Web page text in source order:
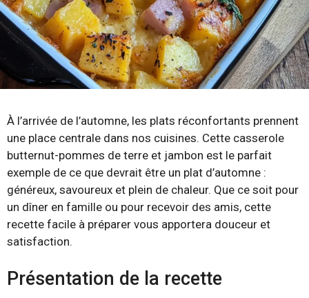
À l’arrivée de l’automne, les plats réconfortants prennent
une place centrale dans nos cuisines. Cette casserole
butternut-pommes de terre et jambon est le parfait
exemple de ce que devrait être un plat d’automne :
généreux, savoureux et plein de chaleur. Que ce soit pour
un dîner en famille ou pour recevoir des amis, cette
recette facile à préparer vous apportera douceur et
satisfaction.
Présentation de la recette